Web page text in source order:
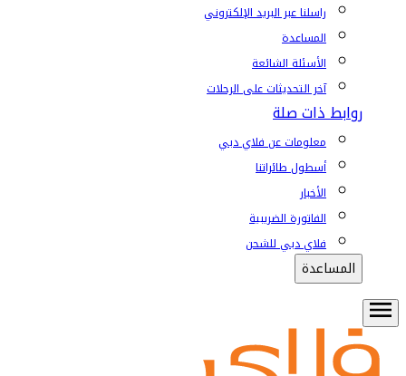
راسلنا عبر البريد الإلكتروني
المساعدة
الأسئلة الشائعة
آخر التحديثات على الرحلات
روابط ذات صلة
معلومات عن فلاي دبي
أسطول طائراتنا
الأخبار
الفاتورة الضريبية
فلاي دبي للشحن
المساعدة